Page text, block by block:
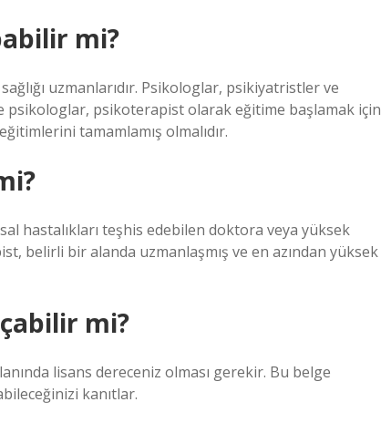
mi?
uzmanlarıdır. Psikologlar, psikiyatristler ve
psikologlar, psikoterapist olarak eğitime başlamak için
tamamlamış olmalıdır.
hastalıkları teşhis edebilen doktora veya yüksek
belirli bir alanda uzmanlaşmış ve en azından yüksek
mi?
lisans dereceniz olması gerekir. Bu belge
kanıtlar.